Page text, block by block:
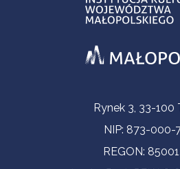
Informacje kontaktowe
Rynek 3, 33-100
NIP: 873-000-
REGON: